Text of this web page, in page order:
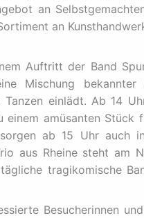
an
an
Auftritt der Band
Mischung
einlädt. Ab 14
amüsanten Stück
ab 15 Uhr auch
aus Rheine steht am
tragikomische
Besucherinnen